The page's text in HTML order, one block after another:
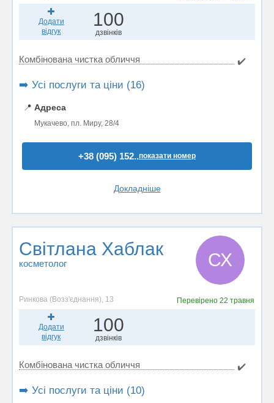
Додати
відгук
100
дзвінків
Комбінована чистка обличчя ✔️
➡️ Усі послуги та ціни (16)
📍 Адреса
Мукачево, пл. Миру, 28/4
+38 (095) 152..показати номер
Докладніше
Світлана Хаблак
косметолог СХ
Ринкова (Возз'єднання), 13 Перевірено22 травня
Додати
відгук
100
дзвінків
Комбінована чистка обличчя ✔️
➡️ Усі послуги та ціни (10)